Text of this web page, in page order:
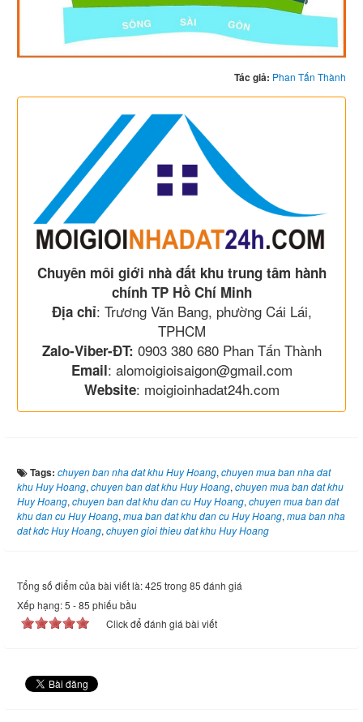
Tác giả: Phan Tấn Thành
Chuyên môi giới nhà đất khu trung tâm hành
chính TP Hồ Chí Minh
Địa chỉ: Trương Văn Bang, phường Cái Lái,
TPHCM
Zalo-Viber-ĐT: 0903 380 680 Phan Tấn Thành
Email: alomoigioisaigon@gmail.com
Website: moigioinhadat24h.com
Tags: chuyen ban nha dat khu Huy Hoang, chuyen mua ban nha dat
khu Huy Hoang, chuyen ban dat khu Huy Hoang, chuyen mua ban dat khu
Huy Hoang, chuyen ban dat khu dan cu Huy Hoang, chuyen mua ban dat
khu dan cu Huy Hoang, mua ban dat khu dan cu Huy Hoang, mua ban nha
dat kdc Huy Hoang, chuyen gioi thieu dat khu Huy Hoang
Tổng số điểm của bài viết là: 425 trong 85 đánh giá
Xếp hạng:5 -85 phiếu bầu
Click để đánh giá bài viết